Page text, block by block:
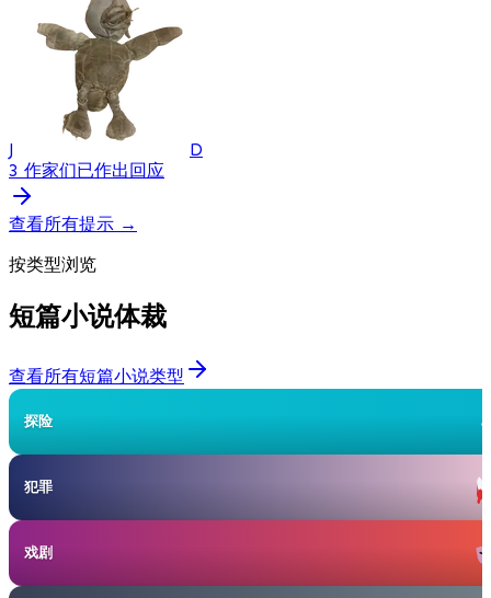
J
D
3 作家们已作出回应
查看所有提示 →
按类型浏览
短篇小说体裁
查看所有短篇小说类型
探险
犯罪
戏剧